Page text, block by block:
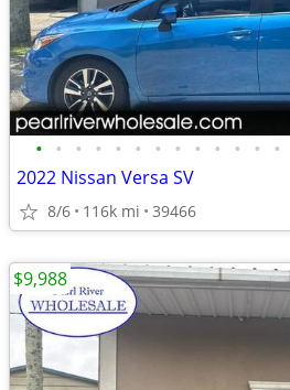
• • • • • • • • • • • • •
2022 Nissan Versa SV
8/6 116k mi 39466
$9,988